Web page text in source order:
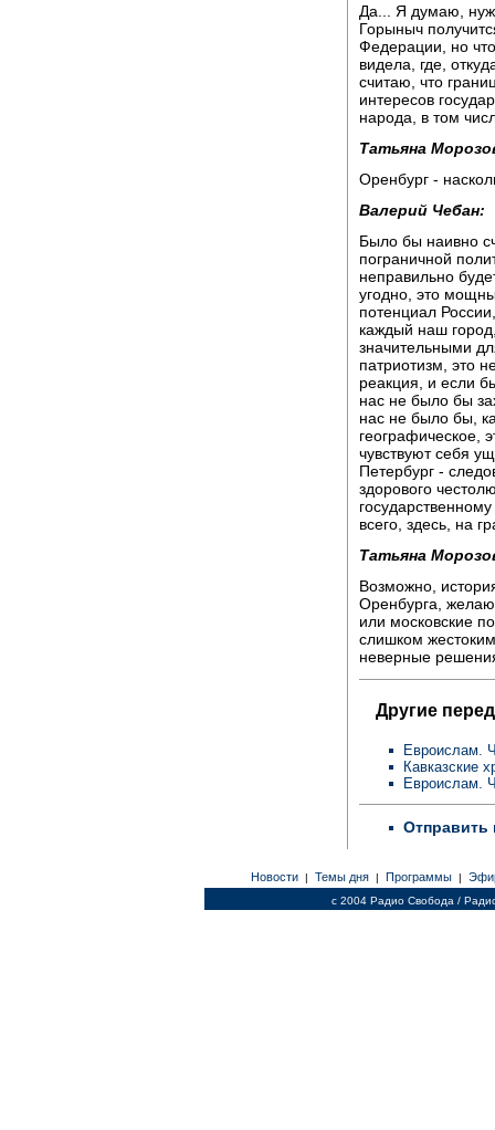
Да... Я думаю,
Горыныч
Федерации, но
видела, где,
считаю, что
интересов
народа, в том
Татьяна
Оренбург -
Валерий Чебан:
Было бы наивно
пограничной
неправильно
угодно, это
потенциал
каждый наш
значительными
патриотизм, это
реакция, и если
нас не было бы
нас не было бы,
географическое,
чувствуют себя
Петербург -
здорового
всего, здесь, на
Татьяна
Возможно,
Оренбурга,
или московские
слишком
неверные
Другие
Евроислам.
Кавказские
Евроислам.
Отправить
Новости | Темы дня | Программы |
c 2004 Радио Свобода /